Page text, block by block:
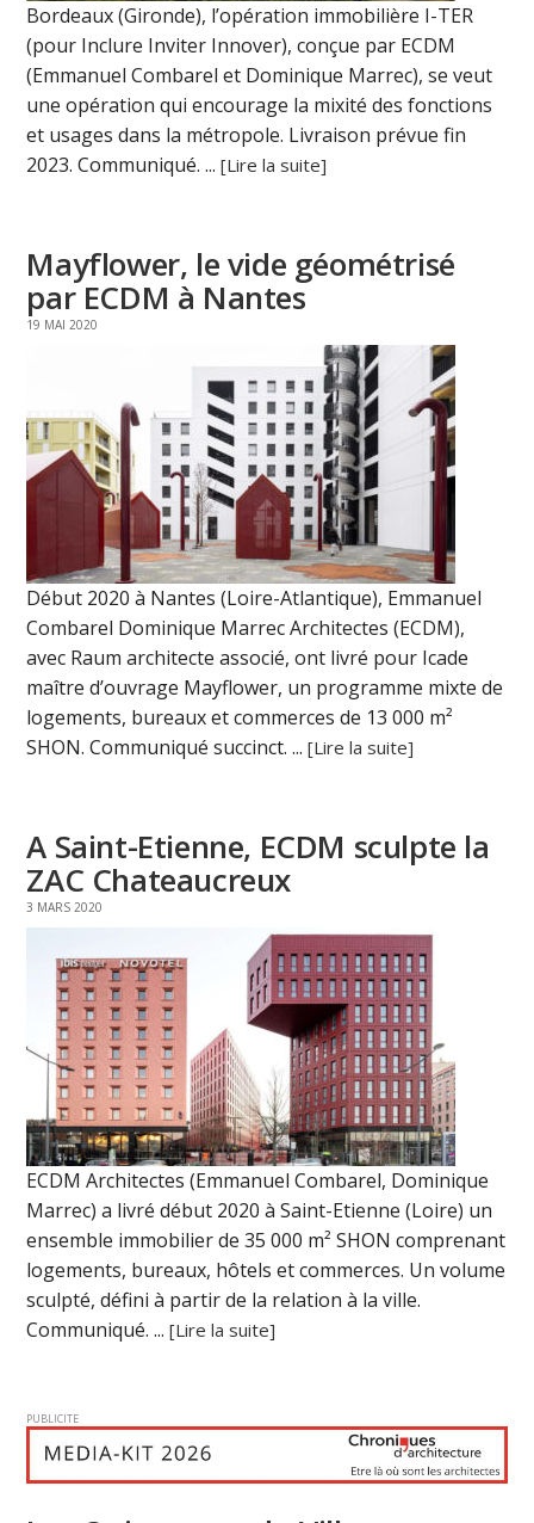
Bordeaux (Gironde), l’opération immobilière I-TER
(pour Inclure Inviter Innover), conçue par ECDM
(Emmanuel Combarel et Dominique Marrec), se veut
une opération qui encourage la mixité des fonctions
et usages dans la métropole. Livraison prévue fin
2023. Communiqué. ...[Lire la suite]
Mayflower, le vide géométrisé
par ECDM à Nantes
19 MAI 2020
Début 2020 à Nantes (Loire-Atlantique), Emmanuel
Combarel Dominique Marrec Architectes (ECDM),
avec Raum architecte associé, ont livré pour Icade
maître d’ouvrage Mayflower, un programme mixte de
logements, bureaux et commerces de 13 000 m²
SHON. Communiqué succinct. ...[Lire la suite]
A Saint-Etienne, ECDM sculpte la
ZAC Chateaucreux
3 MARS 2020
ECDM Architectes (Emmanuel Combarel, Dominique
Marrec) a livré début 2020 à Saint-Etienne (Loire) un
ensemble immobilier de 35 000 m² SHON comprenant
logements, bureaux, hôtels et commerces. Un volume
sculpté, défini à partir de la relation à la ville.
Communiqué. ...[Lire la suite]
PUBLICITE